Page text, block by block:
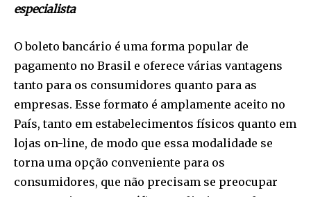
especialista
O boleto bancário é uma forma popular de
pagamento no Brasil e oferece várias vantagens
tanto para os consumidores quanto para as
empresas. Esse formato é amplamente aceito no
País, tanto em estabelecimentos físicos quanto em
lojas on-line, de modo que essa modalidade se
torna uma opção conveniente para os
consumidores, que não precisam se preocupar